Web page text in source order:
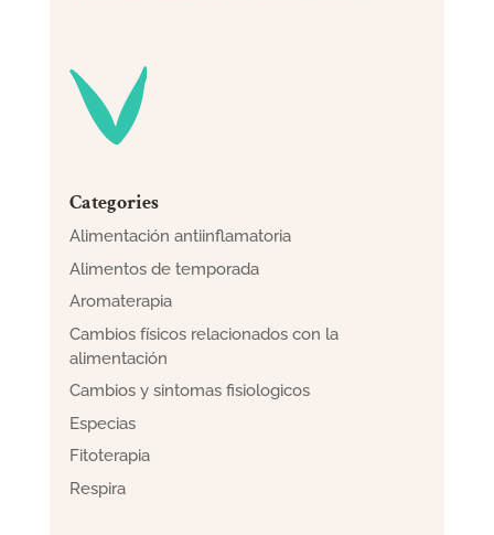
Categories
Alimentación antiinflamatoria
Alimentos de temporada
Aromaterapia
Cambios físicos relacionados con la
alimentación
Cambios y sintomas fisiologicos
Especias
Fitoterapia
Respira